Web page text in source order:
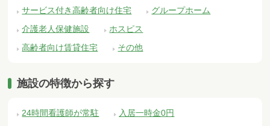
サービス付き高齢者向け住宅
グループホーム
介護老人保健施設
ホスピス
高齢者向け賃貸住宅
その他
施設の特徴から探す
24時間看護師が常駐
入居一時金0円